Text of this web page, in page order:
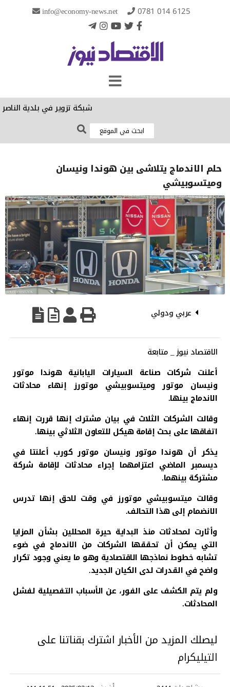
info@economy-news.net 0781 014 6125
شبكة تزوير في بلدية
حلم الاندماج يتلاشى بين هوندا ونيسان
وميتسوبيشي
عربي ودولي
الاقتصاد نيوز _ متابعة
أعلنت شركات صناعة السيارات اليابانية هوندا موتور
ونيسان موتور وميتسوبيشي موتورز إنهاء محادثات
الاندماج بينها.
وقالت الشركات الثلاث في بيان مشترك إنها قررت إنهاء
اتفاقها على بحث إقامة هيكل للتعاون الثلاثي بينها.
يذكر أن هوندا موتور ونيسان موتور كورب أعلنتا في
ديسمبر الماضي اعتزامهما إجراء محادثات لإقامة شركة
مشتركة بينهما.
وقالت ميتسوبيشي موتورز في وقت لاحق إنها تدرس
الانضمام إلى هذا التحالف.
وأثارت لمحادثات منذ البداية حيرة المحللين بشأن المزايا
التي يمكن أن تحققها الشركات من الاندماج في ضوء
تشابه خطوط نماذجها الاقتصادية وهو ما يعني وجود تكرار
واضح في القدرات لدى الكيان الجديد.
ولم يتم الكشف على الفور، عن الأسباب التفصيلية لفشل
المحادثات.
ليصلك المزيد من الأخبار اشترك بقناتنا على
التيليكرام